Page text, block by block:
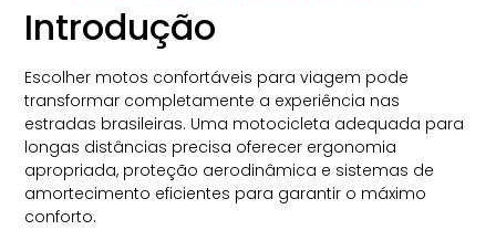
Introdução
Escolher motos confortáveis para viagem pode
transformar completamente a experiência nas
estradas brasileiras. Uma motocicleta adequada para
longas distâncias precisa oferecer ergonomia
apropriada, proteção aerodinâmica e sistemas de
amortecimento eficientes para garantir o máximo
conforto.